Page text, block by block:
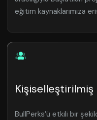
eğitim kaynaklarımıza
BullPerks’ü etkili bir